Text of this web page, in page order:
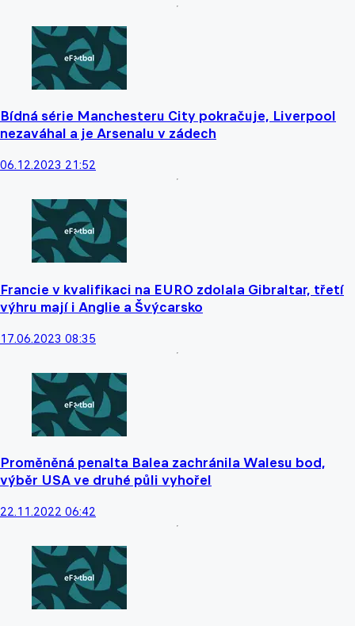
Bídná série Manchesteru City pokračuje, Liverpool
nezaváhal a je Arsenalu v zádech
06.12.2023 21:52
Francie v kvalifikaci na EURO zdolala Gibraltar, třetí
výhru mají i Anglie a Švýcarsko
17.06.2023 08:35
Proměněná penalta Balea zachránila Walesu bod,
výběr USA ve druhé půli vyhořel
22.11.2022 06:42